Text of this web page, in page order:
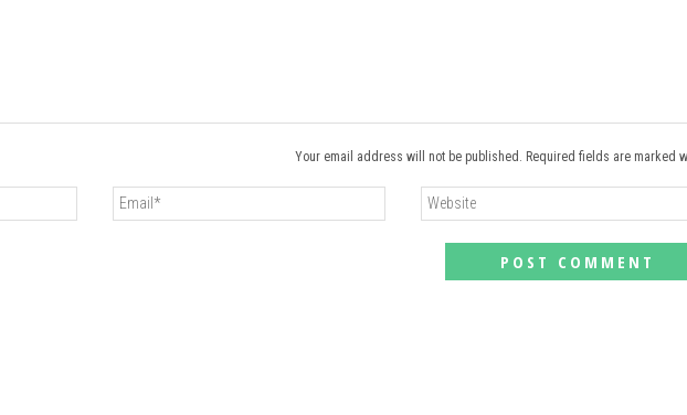
Your email address will not be published. Required fields are marked